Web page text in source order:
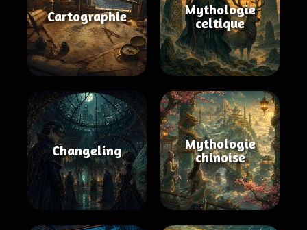
Cartographie
Mythologie
celtique
Changeling
Mythologie
chinoise